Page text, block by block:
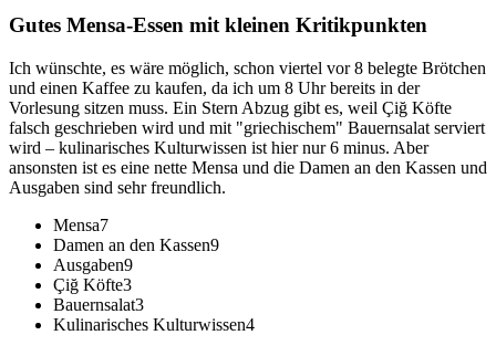
Gutes Mensa-Essen mit kleinen Kritikpunkten
Ich wünschte, es wäre möglich, schon viertel vor 8 belegte Brötchen
und einen Kaffee zu kaufen, da ich um 8 Uhr bereits in der
Vorlesung sitzen muss. Ein Stern Abzug gibt es, weil Çiğ Köfte
falsch geschrieben wird und mit "griechischem" Bauernsalat serviert
wird – kulinarisches Kulturwissen ist hier nur 6 minus. Aber
ansonsten ist es eine nette Mensa und die Damen an den Kassen und
Ausgaben sind sehr freundlich.
Mensa7
Damen an den Kassen9
Ausgaben9
Çiğ Köfte3
Bauernsalat3
Kulinarisches Kulturwissen4